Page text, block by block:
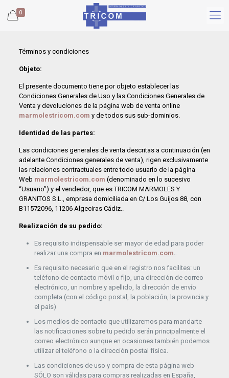
0
Términos y condiciones
Objeto:
El presente documento tiene por objeto establecer las
Condiciones Generales de Uso y las Condiciones Generales de
Venta y devoluciones de la página web de venta online
marmolestricom.com y de todos sus sub-dominios.
Identidad de las partes:
Las condiciones generales de venta descritas a continuación (en
adelante Condiciones generales de venta), rigen exclusivamente
las relaciones contractuales entre todo usuario de la página
Web marmolestricom.com (denominado en lo sucesivo
“Usuario”) y el vendedor, que es TRICOM MARMOLES Y
GRANITOS S.L., empresa domiciliada en C/ Los Guijos 88, con
B11572096, 11206 Algeciras Cádiz..
Realización de su pedido:
Es requisito indispensable ser mayor de edad para poder
realizar una compra en marmolestricom.com..
Es requisito necesario que en el registro nos facilites: un
teléfono de contacto móvil o fijo, una dirección de correo
electrónico, un nombre y apellido, la dirección de envío
completa (con el código postal, la población, la provincia y
el país)
Los medios de contacto que utilizaremos para mandarte
las notificaciones sobre tu pedido serán principalmente el
correo electrónico aunque en ocasiones también podemos
utilizar el teléfono o la dirección postal física.
Las condiciones de uso y compra de esta página web
SÓLO son válidas para compras realizadas en España,